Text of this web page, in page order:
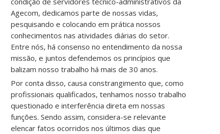
Agecom, dedicamos parte de nossas vidas,
pesquisando e colocando em prática nossos
conhecimentos nas atividades diárias do setor.
Entre nós, há consenso no entendimento da nossa
missão, e juntos defendemos os princípios que
balizam nosso trabalho há mais de 30 anos.
Por conta disso, causa constrangimento que, como
profissionais qualificados, tenhamos nosso trabalho
questionado e interferência direta em nossas
funções. Sendo assim, considera-se relevante
elencar fatos ocorridos nos últimos dias que